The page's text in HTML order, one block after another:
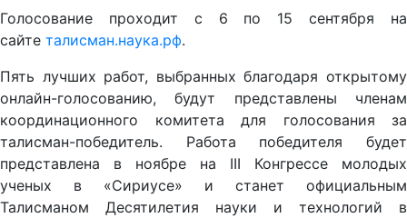
Голосование проходит с 6 по 15 сентября на
сайте талисман.наука.рф.
Пять лучших работ, выбранных благодаря открытому
онлайн-голосованию, будут представлены членам
координационного комитета для голосования за
талисман-победитель. Работа победителя будет
представлена в ноябре на III Конгрессе молодых
ученых в «Сириусе» и станет официальным
Талисманом Десятилетия науки и технологий в